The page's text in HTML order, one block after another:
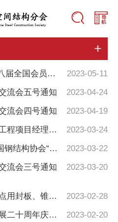
征文通知 | 关于召开第八届全国会员代表大会暨第十八届全国空间结构技术交流会通知（1号）
2023-05-11
流会五号通知
2023-04-24
流会四号通知
2023-04-19
关于举办第九期膜结构工程项目经理培训的通知（2号）
2023-03-24
关于申报 2023 年度中国钢结构协会“技术创新奖”的通知
2023-03-22
流会三号通知
2023-03-20
《钢网格结构螺栓球节点用封板、锥头和套筒》（送审稿）顺利通过审查
2023-02-28
热烈祝贺膜结构创新发展二十周年庆典暨第十一届全国膜结构技术交流会胜利召开
2023-02-20